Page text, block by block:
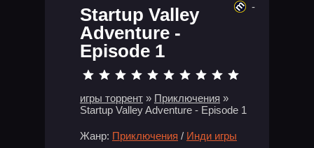
Startup Valley
Adventure -
Episode 1
игры торрент » Приключения »
Startup Valley Adventure - Episode 1
Жанр: Приключения / Инди игры
-